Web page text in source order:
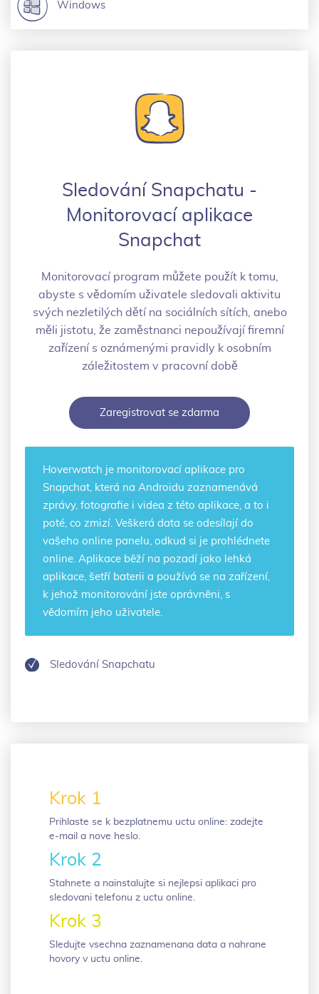
Windows
Sledování Snapchatu -
Monitorovací aplikace
Snapchat
Monitorovací program můžete použít k tomu,
abyste s vědomím uživatele sledovali aktivitu
svých nezletilých dětí na sociálních sítích, anebo
měli jistotu, že zaměstnanci nepoužívají firemní
zařízení s oznámenými pravidly k osobním
záležitostem v pracovní době
Zaregistrovat se zdarma
Hoverwatch je monitorovací aplikace pro
Snapchat, která na Androidu zaznamenává
zprávy, fotografie i videa z této aplikace, a to i
poté, co zmizí. Veškerá data se odesílají do
vašeho online panelu, odkud si je prohlédnete
online. Aplikace běží na pozadí jako lehká
aplikace, šetří baterii a používá se na zařízení,
k jehož monitorování jste oprávněni, s
vědomím jeho uživatele.
Sledování Snapchatu
Krok 1
Prihlaste se k bezplatnemu uctu online: zadejte
e-mail a nove heslo.
Krok 2
Stahnete a nainstalujte si nejlepsi aplikaci pro
sledovani telefonu z uctu online.
Krok 3
Sledujte vsechna zaznamenana data a nahrane
hovory v uctu online.